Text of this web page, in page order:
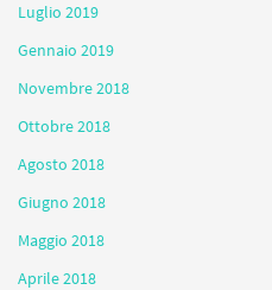
Luglio 2019
Gennaio 2019
Novembre 2018
Ottobre 2018
Agosto 2018
Giugno 2018
Maggio 2018
Aprile 2018